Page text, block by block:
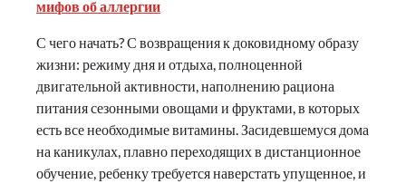
мифов об аллергии
С чего начать? С возвращения к доковидному образу
жизни: режиму дня и отдыха, полноценной
двигательной активности, наполнению рациона
питания сезонными овощами и фруктами, в которых
есть все необходимые витамины. Засидевшемуся дома
на каникулах, плавно переходящих в дистанционное
обучение, ребенку требуется наверстать упущенное, и